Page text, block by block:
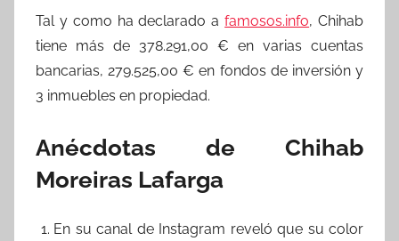
Tal y como ha declarado afamosos.info, Chihab
tiene más de 378.291,00 € en varias cuentas
bancarias, 279.525,00 € en fondos de inversión y
3 inmuebles en propiedad.
Anécdotas de Chihab
Moreiras Lafarga
En su canal de Instagram reveló que su color